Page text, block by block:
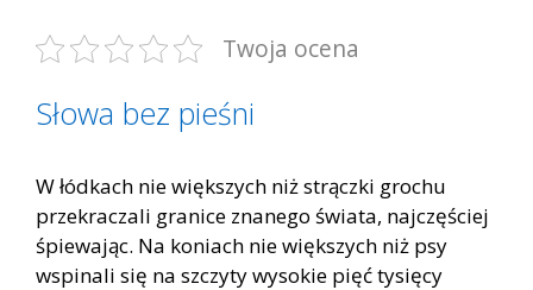
Twoja ocena
Słowa bez pieśni
W łódkach nie większych niż strączki grochu
przekraczali granice znanego świata, najczęściej
śpiewając. Na koniach nie większych niż psy
wspinali się na szczyty wysokie pięć tysięcy